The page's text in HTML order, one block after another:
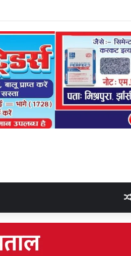
दुकानदार